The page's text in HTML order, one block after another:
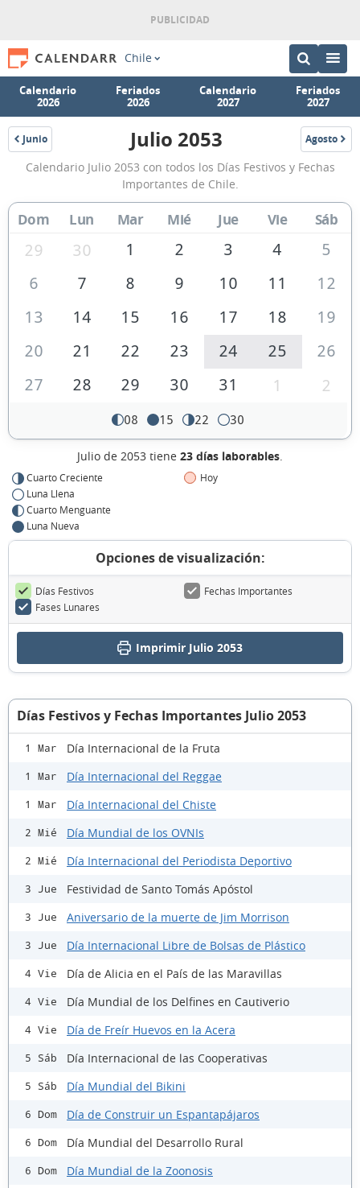
Chile
Calendario
2026
Feriados
2026
Calendario
2027
Feriados
2027
Junio
2053
Calendario
Julio
2053
de
Chile
Julio 2053 Agosto
2053
Calendario Julio 2053 con todos los Días Festivos y Fechas
Importantes de Chile.
Dom Lun Mar Mié Jue Vie Sáb
29 30 1 2 3 4
5
6
7 8 9 10 11
12
13
14 15 16 17 18
19
20
21 22 23 24 25
26
27
28 29 30 31 1 2
08 15 22 30
Julio de 2053 tiene 23 días laborables.
Cuarto Creciente
Luna Llena
Cuarto Menguante
Luna Nueva
Hoy
Opciones de visualización:
Días Festivos
Fechas Importantes
Fases Lunares
Imprimir Julio 2053
Días Festivos y Fechas Importantes Julio 2053
1 Mar Día Internacional de la Fruta
1 Mar Día Internacional del Reggae
1 Mar Día Internacional del Chiste
2 Mié Día Mundial de los OVNIs
2 Mié Día Internacional del Periodista Deportivo
3 Jue Festividad de Santo Tomás Apóstol
3 Jue Aniversario de la muerte de Jim Morrison
3 Jue Día Internacional Libre de Bolsas de Plástico
4 Vie Día de Alicia en el País de las Maravillas
4 Vie Día Mundial de los Delfines en Cautiverio
4 Vie Día de Freír Huevos en la Acera
5 Sáb Día Internacional de las Cooperativas
5 Sáb Día Mundial del Bikini
6 Dom Día de Construir un Espantapájaros
6 Dom Día Mundial del Desarrollo Rural
6 Dom Día Mundial de la Zoonosis